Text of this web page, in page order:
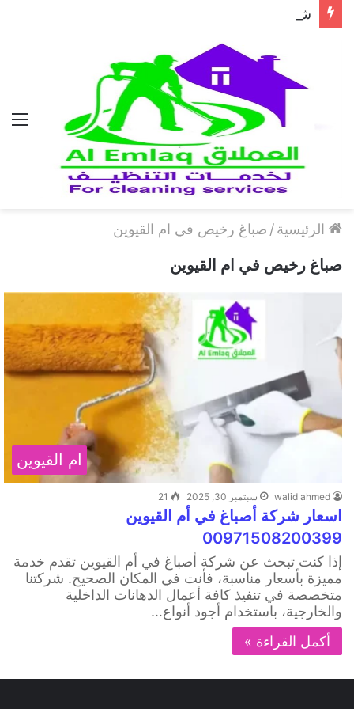
الرئيسية/ صباغ رخيص في ام القيوين
صباغ رخيص في ام القيوين
ام القيوين
walid ahmed سبتمبر 30, 2025 21
اسعار شركة أصباغ في أم القيوين
00971508200399
إذا كنت تبحث عن شركة أصباغ في أم القيوين تقدم خدمة
مميزة بأسعار مناسبة، فأنت في المكان الصحيح. شركتنا
متخصصة في تنفيذ كافة أعمال الدهانات الداخلية
والخارجية، باستخدام أجود أنواع…
أكمل القراءة »